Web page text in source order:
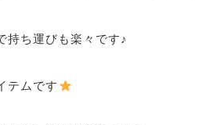
持ち運びも楽々です♪
テムです